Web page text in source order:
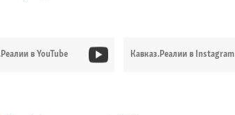
в YouTube Кавказ.Реалии в Instagram